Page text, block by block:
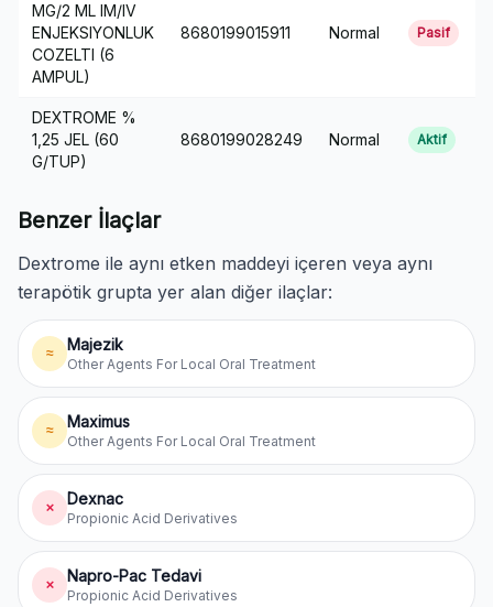
MG/2 ML IM/IV
ENJEKSIYONLUK
COZELTI (6
AMPUL)
8680199015911 Normal Pasif
DEXTROME %
1,25 JEL (60
G/TUP)
8680199028249 Normal Aktif
Benzer İlaçlar
Dextrome ile aynı etken maddeyi içeren veya aynı
terapötik grupta yer alan diğer ilaçlar:
≈ Majezik
Other Agents For Local Oral Treatment
≈ Maximus
Other Agents For Local Oral Treatment
✗ Dexnac
Propionic Acid Derivatives
✗ Napro-Pac Tedavi
Propionic Acid Derivatives